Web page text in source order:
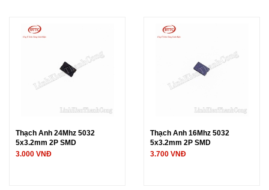
Thạch Anh 24Mhz 5032
5x3.2mm 2P SMD
3.000 VNĐ
Thạch Anh 16Mhz 5032
5x3.2mm 2P SMD
3.700 VNĐ